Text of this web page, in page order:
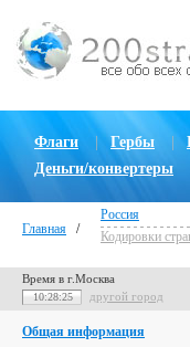
Флаги Гербы
Деньги/конвертеры
Главная /
Россия
Кодировки
Время в г.Москва
10:28:26 другой город
Общая информация